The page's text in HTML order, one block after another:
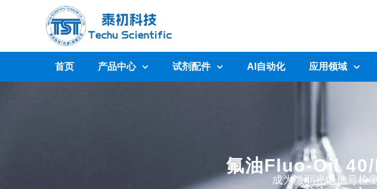
首页 产品中心 试剂配件 AI自动化 应用领域
氟油Fluo-Oil 40/
成为微弱光电信号检